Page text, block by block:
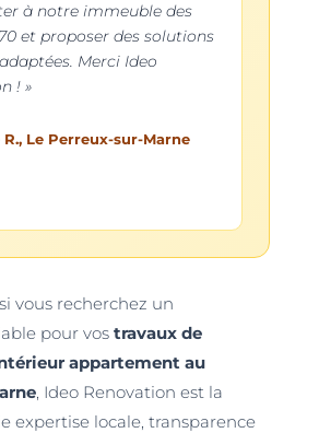
à notre immeuble des
et proposer des solutions
Merci Ideo
! »
Le Perreux-sur-Marne
vous recherchez un
pour vos travaux de
appartement au
, Ideo Renovation est la
expertise locale, transparence